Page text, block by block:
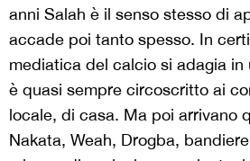
anni Salah è il senso stesso di
accade poi tanto spesso. In
mediatica del calcio si adagia in
è quasi sempre circoscritto ai
locale, di casa. Ma poi arrivano
Nakata, Weah, Drogba,